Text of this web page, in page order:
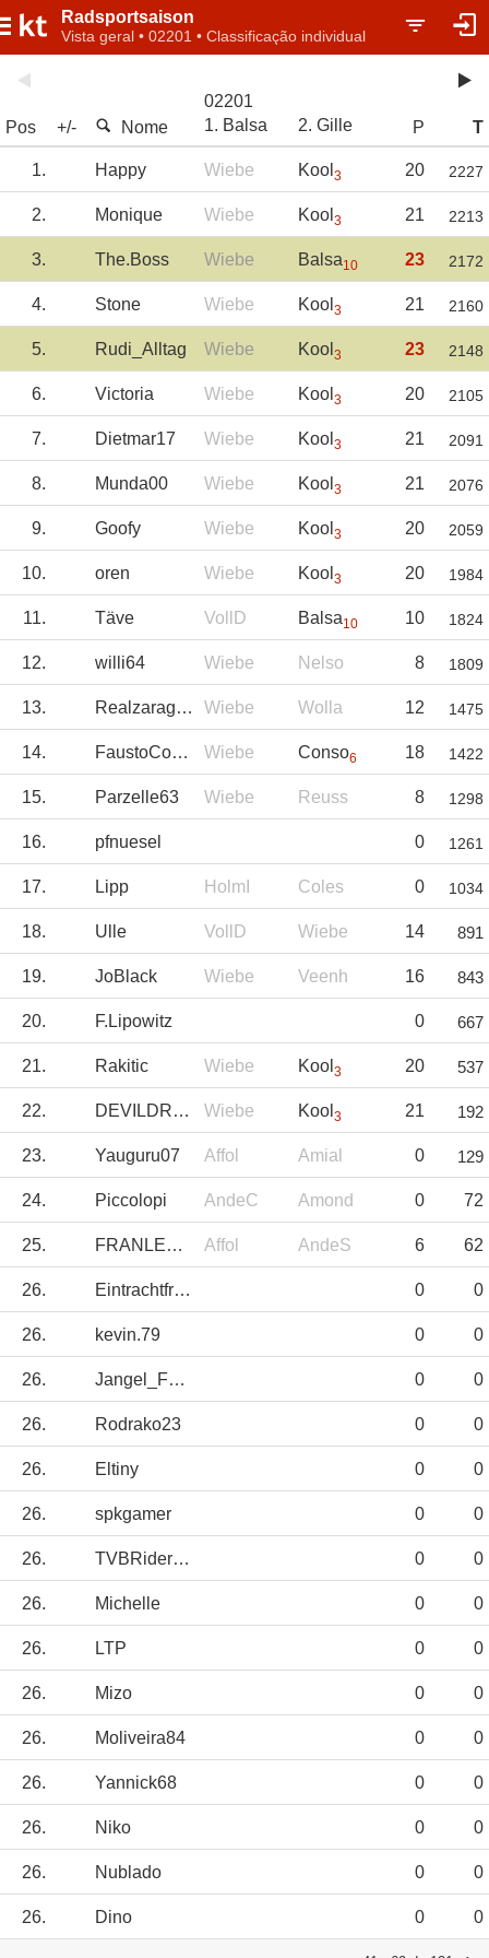
Radsportsaison
Vista geral • 02201 • Classificação individual
Pos +/- Nome
02201
1. Balsa
2. Gille P T
1. Happy Wiebe Kool 3 20 2227
2. Monique Wiebe Kool 3 21 2213
3. The.Boss Wiebe Balsa10 23 2172
4. Stone Wiebe Kool 3 21 2160
5. Rudi_Alltag Wiebe Kool 3 23 2148
6. Victoria Wiebe Kool 3 20 2105
7. Dietmar17 Wiebe Kool 3 21 2091
8. Munda00 Wiebe Kool 3 21 2076
9. Goofy Wiebe Kool 3 20 2059
10. oren Wiebe Kool 3 20 1984
11. Täve VollD Balsa10 10 1824
12. willi64 Wiebe Nelso 8 1809
13. Realzaragoza Wiebe Wolla 12 1475
14. FaustoCoppi Wiebe Conso6 18 1422
15. Parzelle63 Wiebe Reuss 8 1298
16. pfnuesel 0 1261
17. Lipp HolmI Coles 0 1034
18. Ulle VollD Wiebe 14 891
19. JoBlack Wiebe Veenh 16 843
20. F.Lipowitz 0 667
21. Rakitic Wiebe Kool 3 20 537
22. DEVILDRIVER Wiebe Kool 3 21 192
23. Yauguru07 Affol Amial 0 129
24. Piccolopi AndeC Amond 0 72
25. FRANLEGIDOS Affol AndeS 6 62
26. Eintrachtfrankf 0 0
26. kevin.79 0 0
26. Jangel_Fdez 0 0
26. Rodrako23 0 0
26. Eltiny 0 0
26. spkgamer 0 0
26. TVBRiderJED12 0 0
26. Michelle 0 0
26. LTP 0 0
26. Mizo 0 0
26. Moliveira84 0 0
26. Yannick68 0 0
26. Niko 0 0
26. Nublado 0 0
26. Dino 0 0